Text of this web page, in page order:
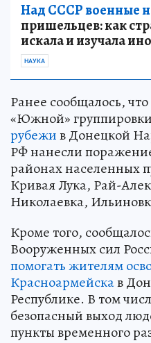
Над СССР военные
пришельцев: как
искала и изучала
НАУКА
Ранее сообщалось,
«Южной»
рубежив Донецкой
РФ нанесли
районах населенных
Кривая Лука, Рай-
Николаевка,
Кроме того,
Вооруженных сил
помогать жителям
Красноармейскав
Республике. В том
безопасный выход
пункты временного